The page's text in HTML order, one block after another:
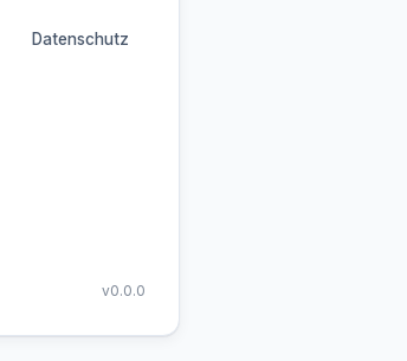
Datenschutz
v0.0.0